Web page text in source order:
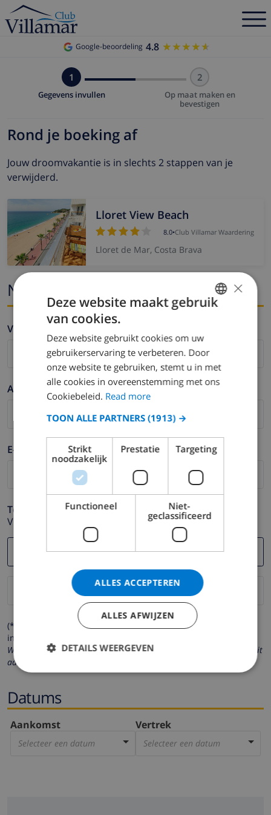
Google-beoordeling 4.8 ★★★★★
★★★★★
1
Gegevens invullen
2
Op maat maken en
bevestigen
Rond je boeking af
Jouw droomvakantie is in slechts 2 stappen van je
verwijderd.
Lloret View Beach
8.0•Club Villamar Waardering
Lloret de Mar, Costa Brava
Naam en email
Voornaam *
Achternaam *
E-mail *
Telefoonnummer *
Voor het geval dat uw e-mail adres niet correct werkt.
(* de velden met een sterretje moeten verplicht worden
ingevuld )
Wij respecteren uw privacy. Uw persoonlijke gegevens worden nooit
aan derden verstrekt.
Datums
Aankomst
Selecteer een datum
Vertrek
Selecteer een datum
DUTCH
SPANISH
CATALAN
ITALIAN
NORWEGIAN
×
Deze website maakt gebruik
van cookies.
Deze website gebruikt cookies om uw
gebruikerservaring te verbeteren. Door
onze website te gebruiken, stemt u in met
alle cookies in overeenstemming met ons
Cookiebeleid. Read more
TOON ALLE PARTNERS (1913) →
Strikt
noodzakelijk
Prestatie Targeting
Functioneel
Niet-
geclassificeerd
ALLES ACCEPTEREN
ALLES AFWIJZEN
DETAILS WEERGEVEN